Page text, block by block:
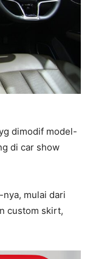
dimodif model-
di car show
mulai dari
custom skirt,